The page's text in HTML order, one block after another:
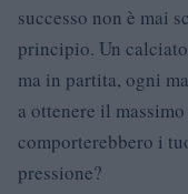
successo non è mai
principio. Un
ma in partita, ogni
a ottenere il
comporterebbero i
pressione?